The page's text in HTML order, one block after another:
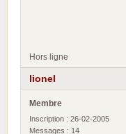
Hors ligne
lionel
Membre
Inscription : 26-02-2005
Messages : 14